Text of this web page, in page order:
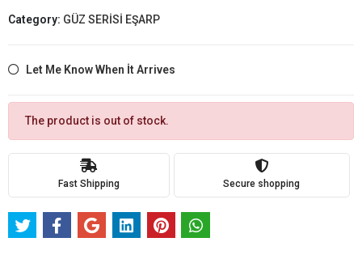
Category: GÜZ SERİSİ EŞARP
Let Me Know When İt Arrives
The product is out of stock.
Fast Shipping Secure shopping